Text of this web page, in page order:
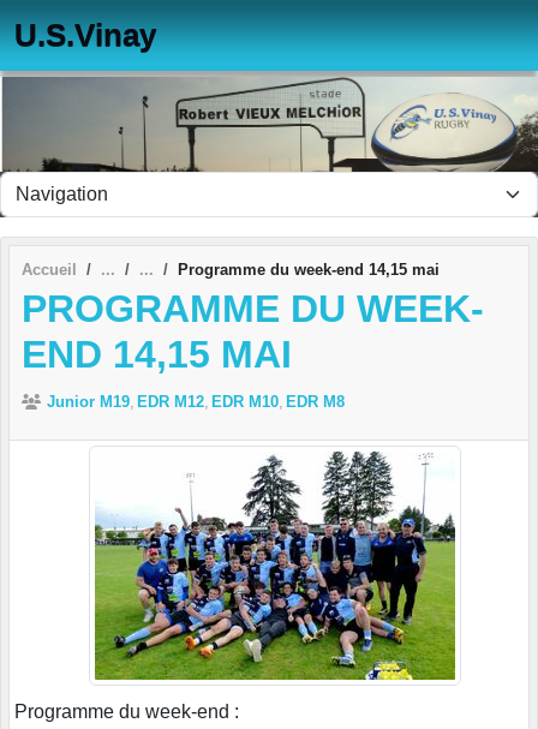
U.S.Vinay
Accueil Programme du week-end 14,15 mai
PROGRAMME DU WEEK-
END 14,15 MAI
Junior M19 EDR M12 EDR M10 EDR M8
Programme du week-end :